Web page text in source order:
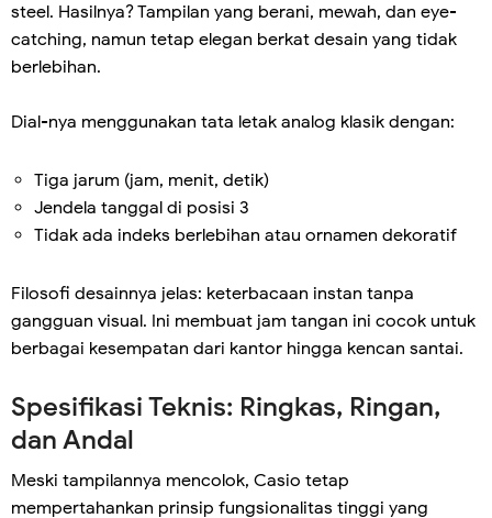
steel. Hasilnya? Tampilan yang berani, mewah, dan eye-
catching, namun tetap elegan berkat desain yang tidak
berlebihan.
Dial-nya menggunakan tata letak analog klasik dengan:
Tiga jarum (jam, menit, detik)
Jendela tanggal di posisi 3
Tidak ada indeks berlebihan atau ornamen dekoratif
Filosofi desainnya jelas: keterbacaan instan tanpa
gangguan visual. Ini membuat jam tangan ini cocok untuk
berbagai kesempatan dari kantor hingga kencan santai.
Spesifikasi Teknis: Ringkas, Ringan,
dan Andal
Meski tampilannya mencolok, Casio tetap
mempertahankan prinsip fungsionalitas tinggi yang